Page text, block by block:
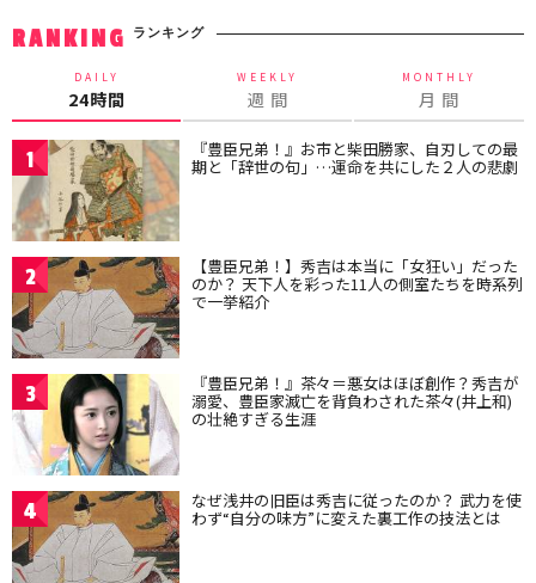
RANKING ランキング
DAILY
24時間
WEEKLY
週 間
MONTHLY
月 間
1 『豊臣兄弟！』お市と柴田勝家、自刃しての最
期と「辞世の句」…運命を共にした２人の悲劇
2 【豊臣兄弟！】秀吉は本当に「女狂い」だった
のか？ 天下人を彩った11人の側室たちを時系列
で一挙紹介
3 『豊臣兄弟！』茶々＝悪女はほぼ創作？秀吉が
溺愛、豊臣家滅亡を背負わされた茶々(井上和)
の壮絶すぎる生涯
4 なぜ浅井の旧臣は秀吉に従ったのか？ 武力を使
わず“自分の味方”に変えた裏工作の技法とは